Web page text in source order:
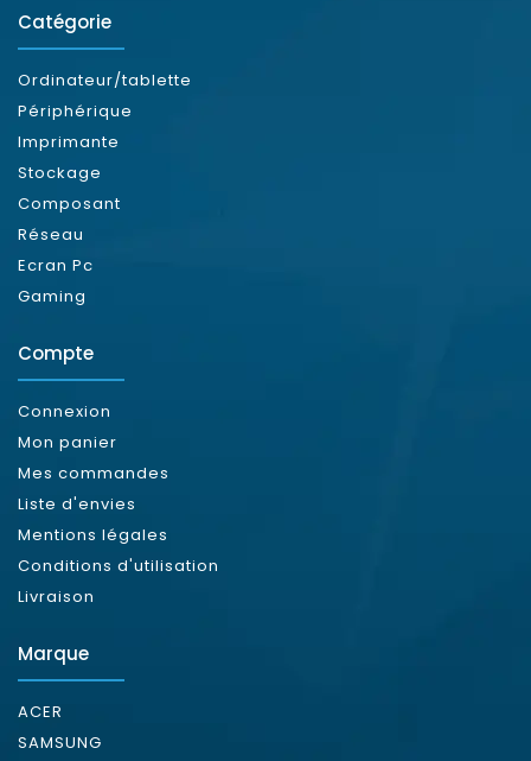
Catégorie
Ordinateur/tablette
Périphérique
Imprimante
Stockage
Composant
Réseau
Ecran Pc
Gaming
Compte
Connexion
Mon panier
Mes commandes
Liste d'envies
Mentions légales
Conditions d'utilisation
Livraison
Marque
ACER
SAMSUNG